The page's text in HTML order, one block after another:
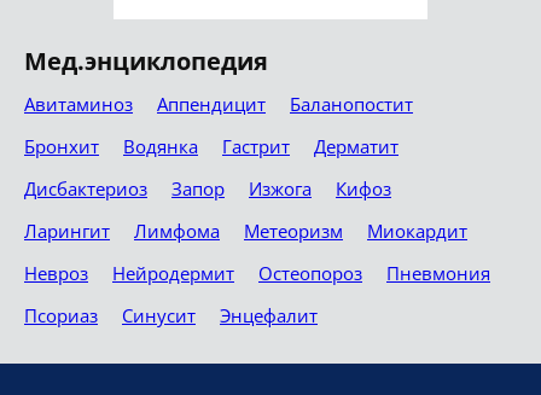
Мед.энциклопедия
Авитаминоз Аппендицит
Баланопостит
Бронхит
Водянка Гастрит
Дерматит
Дисбактериоз
Запор Изжога
Кифоз
Ларингит
Лимфома Метеоризм
Миокардит
Невроз
Нейродермит Остеопороз
Пневмония
Псориаз
Синусит Энцефалит